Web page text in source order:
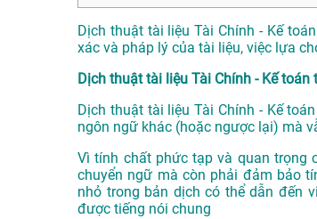
Dịch thuật tài liệu Tài Chính - Kế
xác và pháp lý của tài liệu, việc lựa
Dịch thuật tài liệu Tài Chính - Kế
Dịch thuật tài liệu Tài Chính - Kế
ngôn ngữ khác (hoặc ngược lại) mà
Vì tính chất phức tạp và quan trọng
chuyển ngữ mà còn phải đảm bảo
nhỏ trong bản dịch có thể dẫn đến
được tiếng nói chung